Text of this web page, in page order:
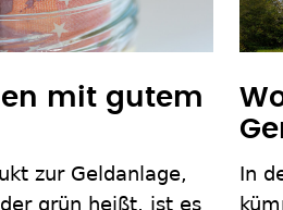
mit gutem
zur Geldanlage,
grün heißt, ist es
In